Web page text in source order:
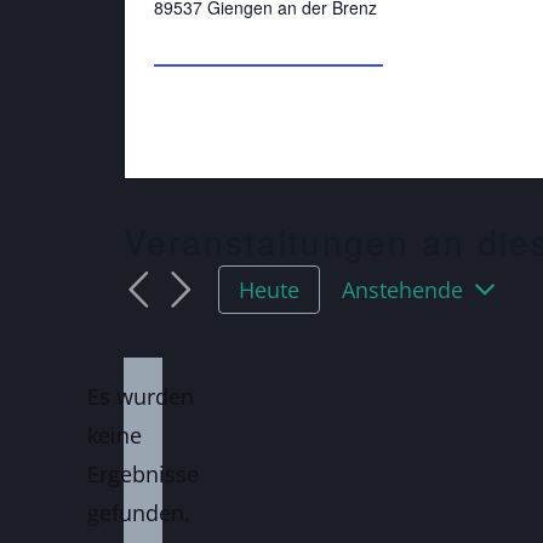
89537 Giengen an der Brenz
Hinweis
Es wurden
keine
Ergebnisse
gefunden.
Heute Anstehende